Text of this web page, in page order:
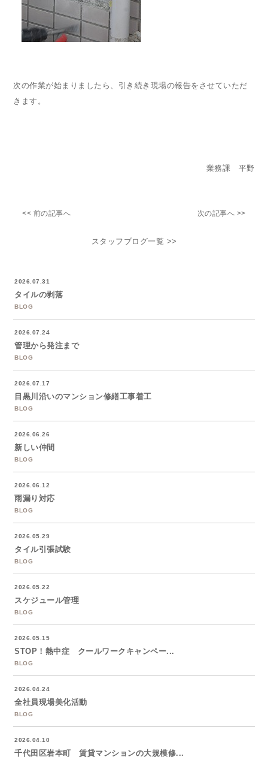
次の作業が始まりましたら、引き続き現場の報告をさせていただ
きます。
業務課 平野
<< 前の記事へ 次の記事へ >>
スタッフブログ一覧 >>
2026.07.31
タイルの剥落
BLOG
2026.07.24
管理から発注まで
BLOG
2026.07.17
目黒川沿いのマンション修繕工事着工
BLOG
2026.06.26
新しい仲間
BLOG
2026.06.12
雨漏り対応
BLOG
2026.05.29
タイル引張試験
BLOG
2026.05.22
スケジュール管理
BLOG
2026.05.15
STOP！熱中症 クールワークキャンペー...
BLOG
2026.04.24
全社員現場美化活動
BLOG
2026.04.10
千代田区岩本町 賃貸マンションの大規模修...